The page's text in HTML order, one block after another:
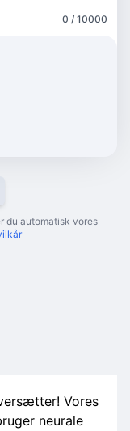
0 / 10000
du automatisk vores
Vores
neurale